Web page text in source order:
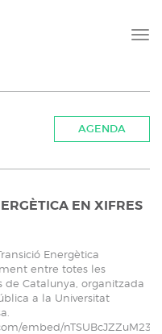
AGENDA
EN XIFRES
Energètica
entre totes les
de Catalunya, organitzada
a la Universitat
embed/nTSUBcJZZuM23